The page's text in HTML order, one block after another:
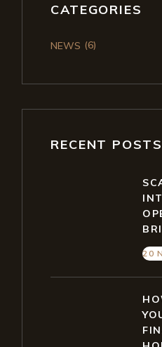
CATEGORIES
NEWS (6)
RECENT POSTS
20